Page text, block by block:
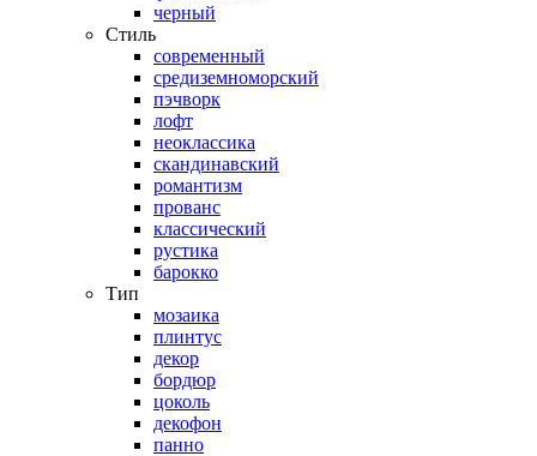
черный
Стиль
современный
средиземноморский
пэчворк
лофт
неоклассика
скандинавский
романтизм
прованс
классический
рустика
барокко
Тип
мозаика
плинтус
декор
бордюр
цоколь
декофон
панно